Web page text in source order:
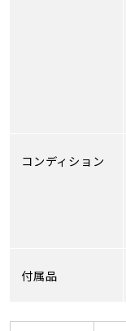
コンディション
付属品